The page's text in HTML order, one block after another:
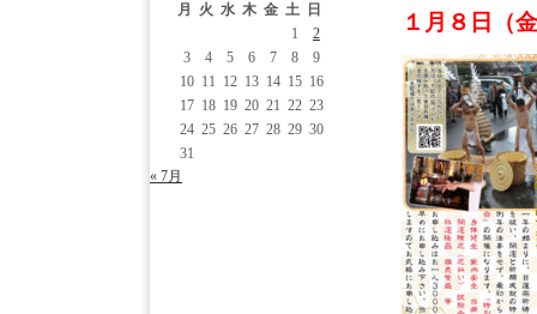
１月８日（
月
火 水 木 金 土
日
1
2
3
4 5 6 7 8
9
10 11 12 13 14 15 16
17 18 19 20 21 22 23
24 25 26 27 28 29 30
31
« 7月